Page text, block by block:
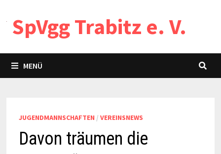
Inhalt
springen
SpVgg Trabitz e. V.
MENÜ
JUGENDMANNSCHAFTEN / VEREINSNEWS
Davon träumen die